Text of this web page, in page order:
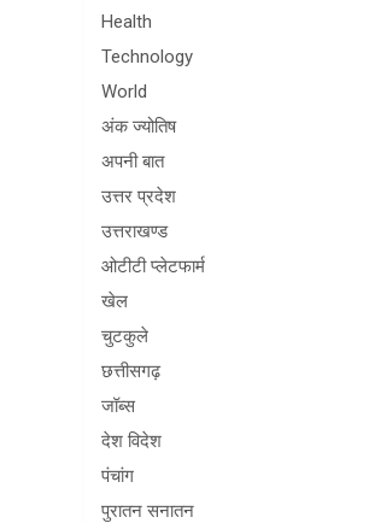
Health
Technology
World
अंक ज्योतिष
अपनी बात
उत्तर प्रदेश
उत्तराखण्ड
ओटीटी प्लेटफार्म
खेल
चुटकुले
छत्तीसगढ़
जॉब्स
देश विदेश
पंचांग
पुरातन सनातन